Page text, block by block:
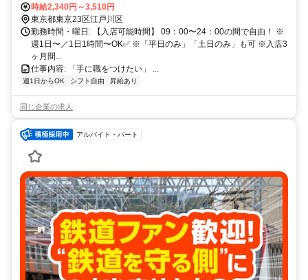
時給2,340円～3,510円
東京都東京23区江戸川区
勤務時間・曜日: 【入店可能時間】 09：00〜24：00の間で自由！ ※
週1日〜／1日1時間〜OK✅ ※「平日のみ」「土日のみ」も可 ※入店3
ヶ月間...
仕事内容: 「手に職をつけたい」 ...
週1日からOK シフト自由 昇給あり
同じ企業の求人
アルバイト・パート